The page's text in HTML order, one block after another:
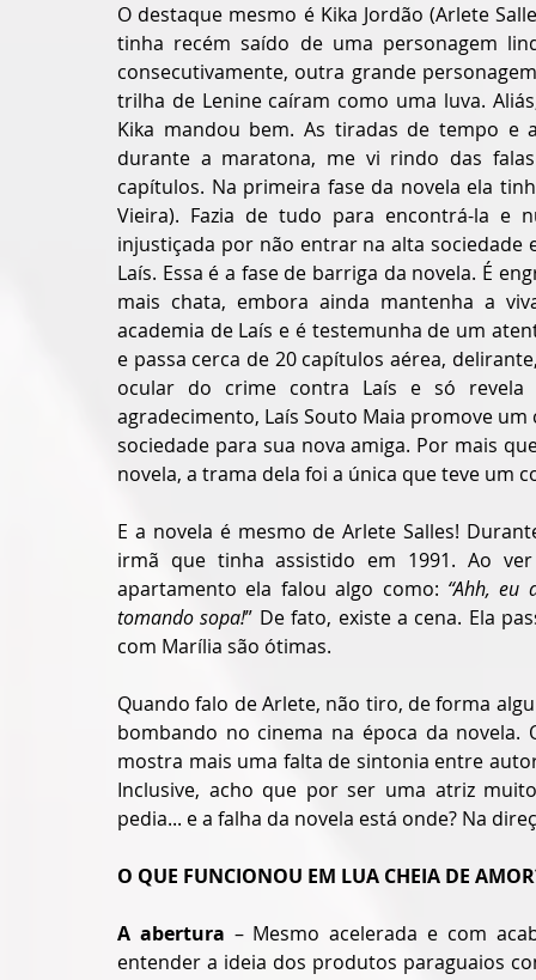
O destaque mesmo é Kika Jordão (Arlete
tinha recém saído de uma personagem
consecutivamente, outra grande
trilha de Lenine caíram como uma luva.
Kika mandou bem. As tiradas de tempo e
durante a maratona, me vi rindo das
capítulos. Na primeira fase da novela ela
Vieira). Fazia de tudo para encontrá-la e
injustiçada por não entrar na alta
Laís. Essa é a fase de barriga da novela. É
mais chata, embora ainda mantenha a
academia de Laís e é testemunha de um
e passa cerca de 20 capítulos aérea,
ocular do crime contra Laís e só revela
agradecimento, Laís Souto Maia promove
sociedade para sua nova amiga. Por mais
novela, a trama dela foi a única que teve um
E a novela é mesmo de Arlete Salles!
irmã que tinha assistido em 1991. Ao
apartamento ela falou algo como: “Ahh, eu
tomando sopa!” De fato, existe a cena. Ela
com Marília são ótimas.
Quando falo de Arlete, não tiro, de forma
bombando no cinema na época da
mostra mais uma falta de sintonia entre
Inclusive, acho que por ser uma atriz
pedia... e a falha da novela está onde? Na
O QUE FUNCIONOU EM LUA CHEIA DE
A abertura – Mesmo acelerada e com
entender a ideia dos produtos paraguaios